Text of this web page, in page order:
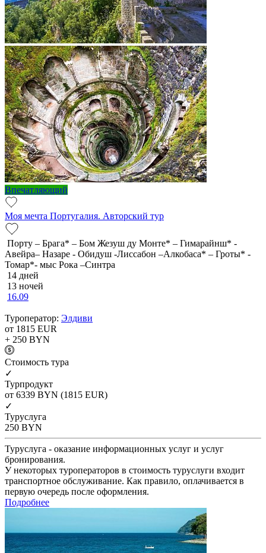
Впечатляющий
Моя мечта Португалия. Авторский тур
Порту – Брага* – Бом Жезуш ду Монте* – Гимарайнш* -
Авейра– Назаре - Обидуш -Лиссабон –Алкобаса* – Гроты* -
Томар*- мыс Рока –Синтра
14 дней
13 ночей
16.09
Туроператор: Элдиви
от 1815 EUR
+ 250 BYN
Cтоимость тура
✓
Турпродукт
от 6339 BYN (1815 EUR)
✓
Туруслуга
250 BYN
Туруслуга - оказание информационных услуг и услуг
бронирования.
У некоторых туроператоров в стоимость туруслуги входит
транспортное обслуживание. Как правило, оплачивается в
первую очередь после оформления.
Подробнее